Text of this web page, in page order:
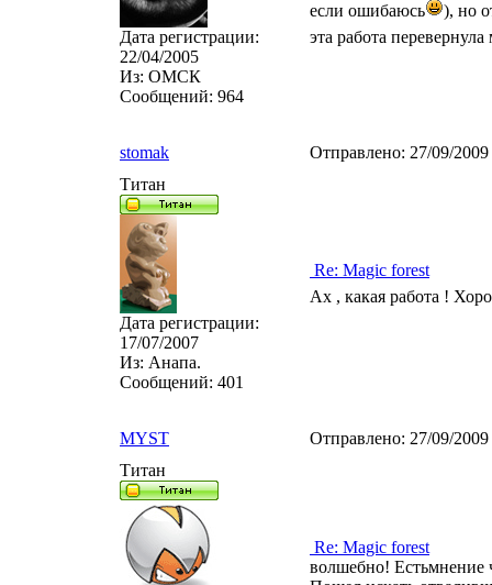
Дата регистрации:
22/04/2005
Из: ОМСК
Сообщений: 964
если ошибаюсь
), но
эта работа
stomak Отправлено: 27/09/
Титан
Дата регистрации:
17/07/2007
Из: Анапа.
Сообщений: 401
Re: Magic forest
Ах , какая работа !
MYST Отправлено: 27/09/
Титан
Re: Magic forest
волшебно! Естьмнение